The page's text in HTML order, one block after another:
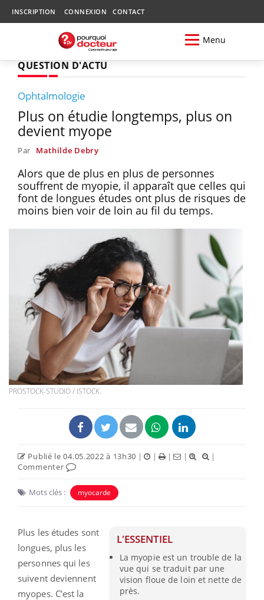
INSCRIPTION CONNEXION CONTACT
Menu
QUESTION D'ACTU
Ophtalmologie
Plus on étudie longtemps, plus on
devient myope
Par Mathilde Debry
Alors que de plus en plus de personnes
souffrent de myopie, il apparaît que celles qui
font de longues études ont plus de risques de
moins bien voir de loin au fil du temps.
PROSTOCK-STUDIO / ISTOCK.
Publié le 04.05.2022 à 13h30 | | | |
|
Commenter
Mots clés : myocarde
L'ESSENTIEL
La myopie est un trouble de la
vue qui se traduit par une
vision floue de loin et nette de
près.
Plus les études sont
longues, plus les
personnes qui les
suivent deviennent
myopes. C’est la